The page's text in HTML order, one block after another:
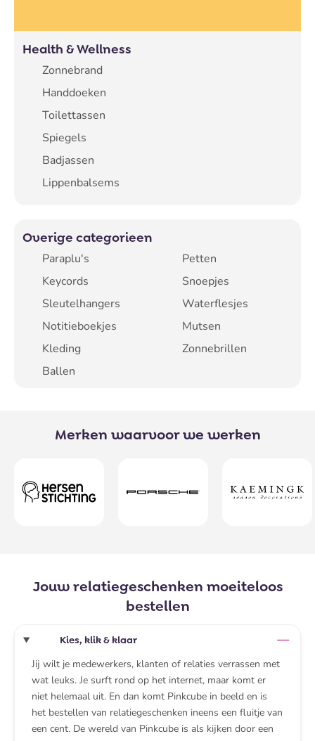
Health & Wellness
Zonnebrand
Handdoeken
Toilettassen
Spiegels
Badjassen
Lippenbalsems
Overige categorieen
Paraplu's
Keycords
Sleutelhangers
Notitieboekjes
Kleding
Ballen
Petten
Snoepjes
Waterflesjes
Mutsen
Zonnebrillen
Merken waarvoor we werken
Jouw relatiegeschenken moeiteloos
bestellen
Kies, klik & klaar
Jij wilt je medewerkers, klanten of relaties verrassen met
wat leuks. Je surft rond op het internet, maar komt er
niet helemaal uit. En dan komt Pinkcube in beeld en is
het bestellen van relatiegeschenken ineens een fluitje van
een cent. De wereld van Pinkcube is als kijken door een